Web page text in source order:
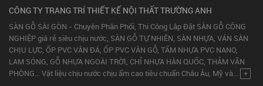
CÔNG TY TRANG TRÍ THIẾT KẾ NỘI THẤT TRƯỜNG ANH
SÀN GỖ SÀI GÒN - Chuyên Phân Phối, Thi Công Lắp Đặt SÀN GỖ CÔNG
NGHIỆP giá rẻ siêu chịu nước, SÀN GỖ TỰ NHIÊN, SÀN NHỰA, VÁN SÀN
CHỊU LỰC, ỐP PVC VÂN ĐÁ, ỐP PVC VÂN GỖ, TẤM NHỰA PVC NANO,
LAM SÓNG, GỖ NHỰA NGOÀI TRỜI, CHỈ NHỰA HÀN QUỐC, THẢM VĂN
PHÒNG... Vật liệu chịu nước chịu ẩm cao tiêu chuẩn Châu Âu, Mỹ và... +